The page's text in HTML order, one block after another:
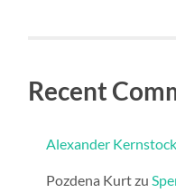
Recent
Alexander Kernstock
Pozdena Kurtzu